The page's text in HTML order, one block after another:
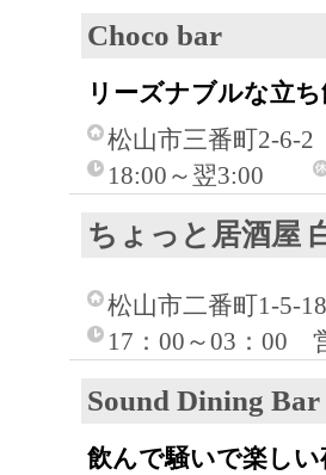
Choco bar
リーズナブルな立
松山市三番町2-6-2
18:00～翌3:00
ちょっと居酒屋
松山市二番町1-5-
17：00～03：00
Sound Dining
飲んで騒いで楽し